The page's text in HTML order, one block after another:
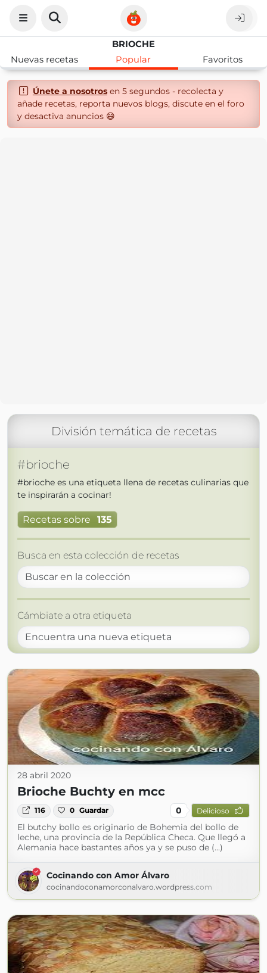
BRIOCHE
Nuevas recetas
Popular Favoritos
Únete a nosotrosen 5 segundos - recolecta y
añade recetas, reporta nuevos blogs, discute en el foro
y desactiva anuncios 😄
División temática de recetas
#brioche
#brioche es una etiqueta llena de recetas culinarias que
te inspirarán a cocinar!
Recetas sobre 135
Busca en esta colección de recetas
Cámbiate a otra etiqueta
28 abril 2020
Brioche Buchty en mcc
116 0 Guardar 0 Delicioso
El butchy bollo es originario de Bohemia del bollo de
leche, una provincia de la República Checa. Que llegó a
Alemania hace bastantes años ya y se puso de (...)
Cocinando con Amor Álvaro
cocinandoconamorconalvaro.wordpress.com